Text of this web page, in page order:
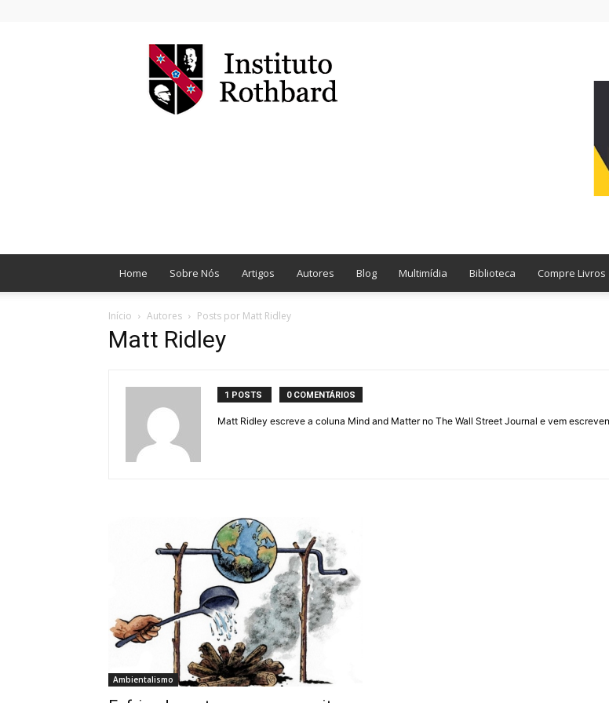
Instituto
Rothbard
Brasil
Home Sobre Nós Artigos Autores Blog Multimídia Biblioteca Compre Livros
Início Autores Posts por Matt Ridley
Matt Ridley
1 POSTS 0 COMENTÁRIOS
Matt Ridley escreve a coluna Mind and Matter no The Wall Street Journal e vem
Ambientalismo